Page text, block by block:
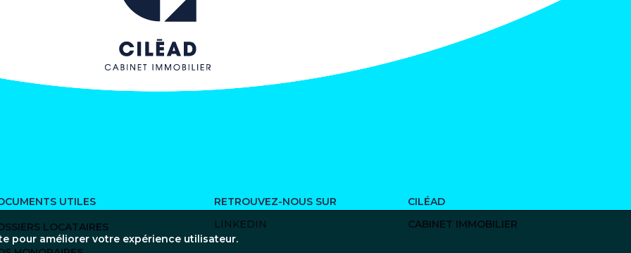
UTILES
LOCATAIRES
RETROUVEZ-NOUS SUR
LINKEDIN
CILÉAD
CABINET IMMOBILIER
pour améliorer votre expérience utilisateur.